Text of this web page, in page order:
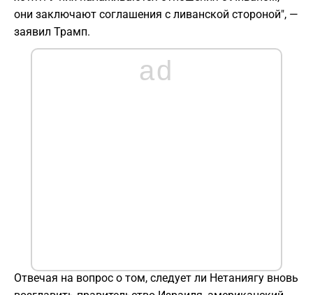
они заключают соглашения с ливанской стороной", —
заявил Трамп.
ad
Отвечая на вопрос о том, следует ли Нетаниягу вновь